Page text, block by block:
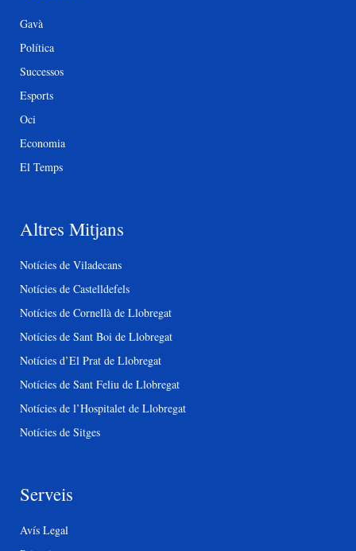
Gavà
Política
Successos
Esports
Oci
Economia
El Temps
Altres Mitjans
Notícies de Viladecans
Notícies de Castelldefels
Notícies de Cornellà de Llobregat
Notícies de Sant Boi de Llobregat
Notícies d’El Prat de Llobregat
Notícies de Sant Feliu de Llobregat
Notícies de l’Hospitalet de Llobregat
Notícies de Sitges
Serveis
Avís Legal